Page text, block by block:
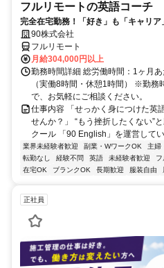
フルリモートの英語コーチ
完全在宅勤務！「好き」も「キャリア
90株式会社
フルリモート
月給304,000円以上
勤務時間詳細 総労働時間：1ヶ月
（実働8時間・休憩1時間） ※勤務
で、お気軽にご相談ください。
仕事内容 「せっかく身につけた英
せんか？」 “もう挫折したくない”
クール 「90 English」を運営して
業界未経験者歓迎 副業・WワークOK 主婦
転勤なし
経験不問 英語 未経験者歓迎 フ
在宅OK
ブランクOK 長期歓迎 服装自由
正社員